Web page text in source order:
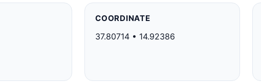
COORDINATE
37.80714 • 14.92386